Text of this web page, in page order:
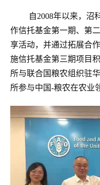
自2008年以来，沼
作信托基金第一期、第
享活动，并通过拓展合
施信托基金第三期项目
所与联合国粮农组织驻
所参与中国-粮农在农业